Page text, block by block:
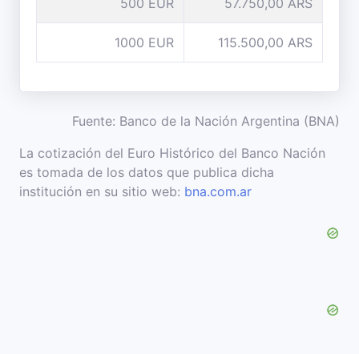
500 EUR 57.750,00 ARS
1000 EUR 115.500,00 ARS
Fuente: Banco de la Nación Argentina (BNA)
La cotización del Euro Histórico del Banco Nación
es tomada de los datos que publica dicha
institución en su sitio web: bna.com.ar